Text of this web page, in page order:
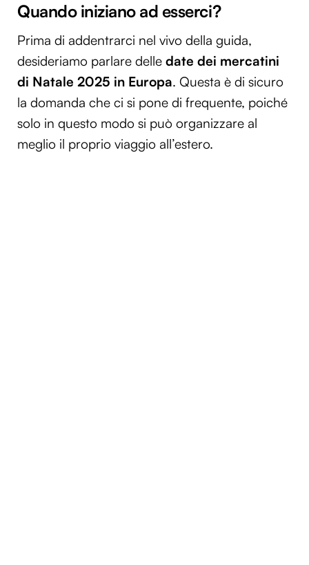
Quando iniziano ad esserci?
Prima di addentrarci nel vivo della guida,
desideriamo parlare delle date dei mercatini
di Natale 2025 in Europa. Questa è di sicuro
la domanda che ci si pone di frequente, poiché
solo in questo modo si può organizzare al
meglio il proprio viaggio all’estero.